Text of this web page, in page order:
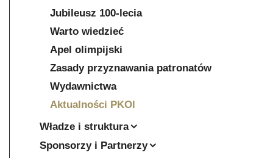
Jubileusz 100-lecia
Warto wiedzieć
Apel olimpijski
Zasady przyznawania patronatów
Wydawnictwa
Aktualności PKOl
Władze i struktura
Sponsorzy i Partnerzy